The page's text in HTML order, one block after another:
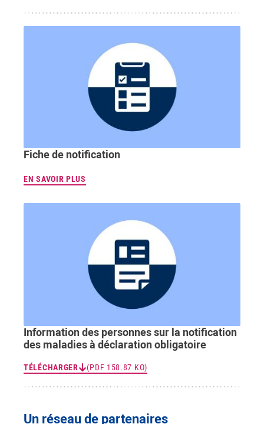
Fiche de notification
EN SAVOIR PLUS
Information des personnes sur la notification
des maladies à déclaration obligatoire
TÉLÉCHARGER (PDF 158.87 KO)
Un réseau de partenaires